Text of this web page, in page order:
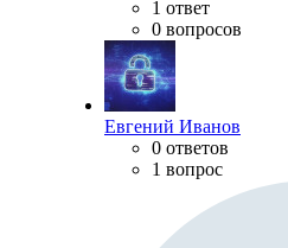
1 ответ
0 вопросов
Евгений Иванов
0 ответов
1 вопрос